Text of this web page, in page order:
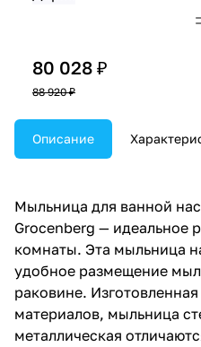
никель
Дозатор
AC0028NK,
2 592 ₽ x 1 шт
AC0064NK,
2 997 ₽ x 1 шт3 330
Дозатор
AC0031NK,
2 916 ₽ x 1 шт 3 240
Дозатор
AC0032NK,
80 028 ₽
88 920 ₽
Описание
Мыльница для ванной
Grocenberg — идеальное
комнаты. Эта мыльница
удобное размещение
раковине.
материалов, мыльница
металлическая